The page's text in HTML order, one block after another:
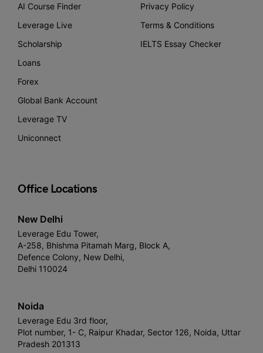
AI Course Finder
Leverage Live
Scholarship
Loans
Forex
Global Bank Account
Leverage TV
Uniconnect
Privacy Policy
Terms & Conditions
IELTS Essay Checker
Office Locations
New Delhi
Leverage Edu Tower,
A-258, Bhishma Pitamah Marg, Block A,
Defence Colony, New Delhi,
Delhi 110024
Noida
Leverage Edu 3rd floor,
Plot number, 1- C, Raipur Khadar, Sector 126, Noida, Uttar
Pradesh 201313